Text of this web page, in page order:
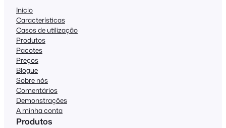
Início
Características
Casos de utilização
Produtos
Pacotes
Preços
Blogue
Sobre nós
Comentários
Demonstrações
A minha conta
Produtos